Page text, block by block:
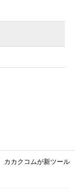
カカクコムが新ツール